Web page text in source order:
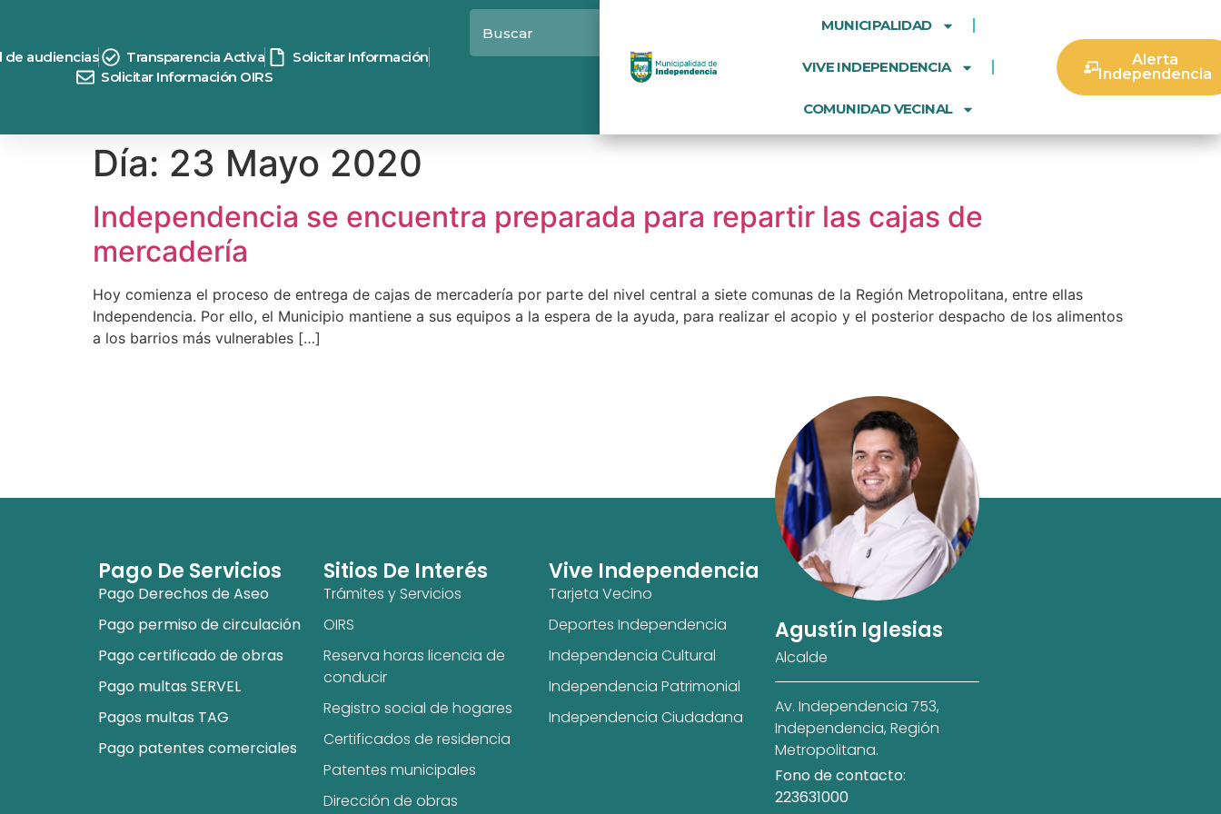
de audiencias Transparencia Activa
Solicitar Información
Solicitar Información OIRS
MUNICIPALIDAD
VIVE INDEPENDENCIA
COMUNIDAD VECINAL
Alerta
Independencia
Día: 23 Mayo 2020
Independencia se encuentra preparada para repartir las cajas de
mercadería
Hoy comienza el proceso de entrega de cajas de mercadería por parte del nivel central a siete comunas de la Región Metropolitana, entre ellas
Independencia. Por ello, el Municipio mantiene a sus equipos a la espera de la ayuda, para realizar el acopio y el posterior despacho de los alimentos
a los barrios más vulnerables […]
Pago De Servicios
Pago Derechos de Aseo
Pago permiso de circulación
Pago certificado de obras
Pago multas SERVEL
Pagos multas TAG
Pago patentes comerciales
Sitios De Interés
Trámites y Servicios
OIRS
Reserva horas licencia de
conducir
Registro social de hogares
Certificados de residencia
Patentes municipales
Dirección de obras
Vive Independencia
Tarjeta Vecino
Deportes Independencia
Independencia Cultural
Independencia Patrimonial
Independencia Ciudadana
Agustín Iglesias
Alcalde
Av. Independencia 753,
Independencia, Región
Metropolitana.
Fono de contacto:
223631000